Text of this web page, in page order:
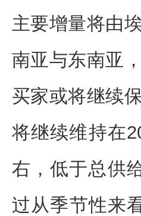
主要增量将由
南亚与东南亚
买家或将继续
将继续维持在
右，低于总供
过从季节性来